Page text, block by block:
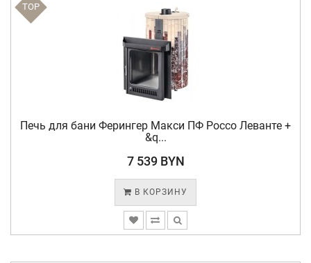
TOP
Печь для бани Ферингер Макси ПФ Россо Леванте +
&q...
7 539 BYN
В КОРЗИНУ